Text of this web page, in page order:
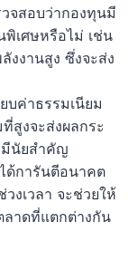
จสอบว่ากองทุนมี
พิเศษหรือไม่ เช่น
งานสูง ซึ่งจะส่ง
ยบค่าธรรมเนียม
สูงจะส่งผลกระ
มีนัยสำคัญ
ด้การันตีอนาคต
งเวลา จะช่วยให้
าดที่แตกต่างกัน